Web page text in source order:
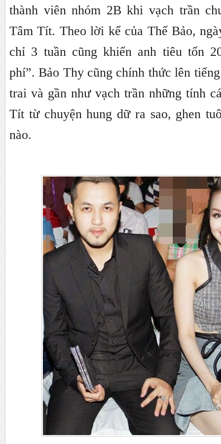
thành viên nhóm 2B khi vạch trần
Tâm Tít. Theo lời kể của Thế Bảo,
chỉ 3 tuần cũng khiến anh tiêu tốn
phí”. Bảo Thy cũng chính thức lên
trai và gần như vạch trần những tính
Tít từ chuyện hung dữ ra sao, ghen
nào.